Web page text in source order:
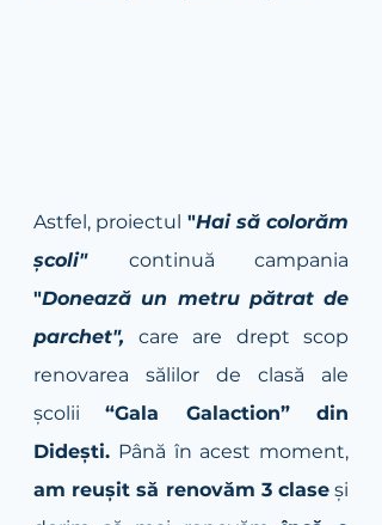
Astfel, proiectul "Hai să colorăm
școli"
"Donează un metru pătrat de
parchet", care are drept scop
renovarea sălilor de clasă ale
școlii “Gala Galaction” din
Didești.
am reușit să renovăm 3 clase și